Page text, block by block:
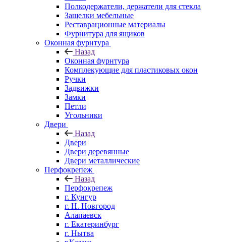
Полкодержатели, держатели для стекла
Защелки мебельные
Реставрационные материалы
Фурнитура для ящиков
Оконная фурнтура
Назад
Оконная фурнтура
Комплекующие для пластиковых окон
Ручки
Задвижки
Замки
Петли
Угольники
Двери
Назад
Двери
Двери деревянные
Двери металлические
Перфокрепеж
Назад
Перфокрепеж
г. Кунгур
г. Н. Новгород
Алапаевск
г. Екатеринбург
г. Нытва